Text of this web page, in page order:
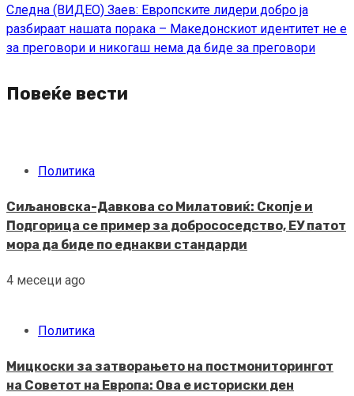
Следна (ВИДЕО) Заев: Европските лидери добро ја
разбираат нашата порака – Македонскиот идентитет не е
за преговори и никогаш нема да биде за преговори
Повеќе вести
Политика
Сиљановска-Давкова со Милатовиќ: Скопје и
Подгорица се пример за добрососедство, ЕУ патот
мора да биде по еднакви стандарди
4 месеци ago
Политика
Мицкоски за затворањето на постмониторингот
на Советот на Европа: Ова е историски ден